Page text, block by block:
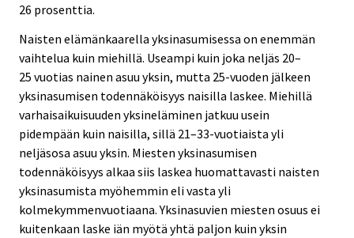
26 prosenttia.
Naisten elämänkaarella yksinasumisessa on enemmän
vaihtelua kuin miehillä. Useampi kuin joka neljäs 20–
25 vuotias nainen asuu yksin, mutta 25-vuoden jälkeen
yksinasumisen todennäköisyys naisilla laskee. Miehillä
varhaisaikuisuuden yksineläminen jatkuu usein
pidempään kuin naisilla, sillä 21–33-vuotiaista yli
neljäsosa asuu yksin. Miesten yksinasumisen
todennäköisyys alkaa siis laskea huomattavasti naisten
yksinasumista myöhemmin eli vasta yli
kolmekymmenvuotiaana. Yksinasuvien miesten osuus ei
kuitenkaan laske iän myötä yhtä paljon kuin yksin